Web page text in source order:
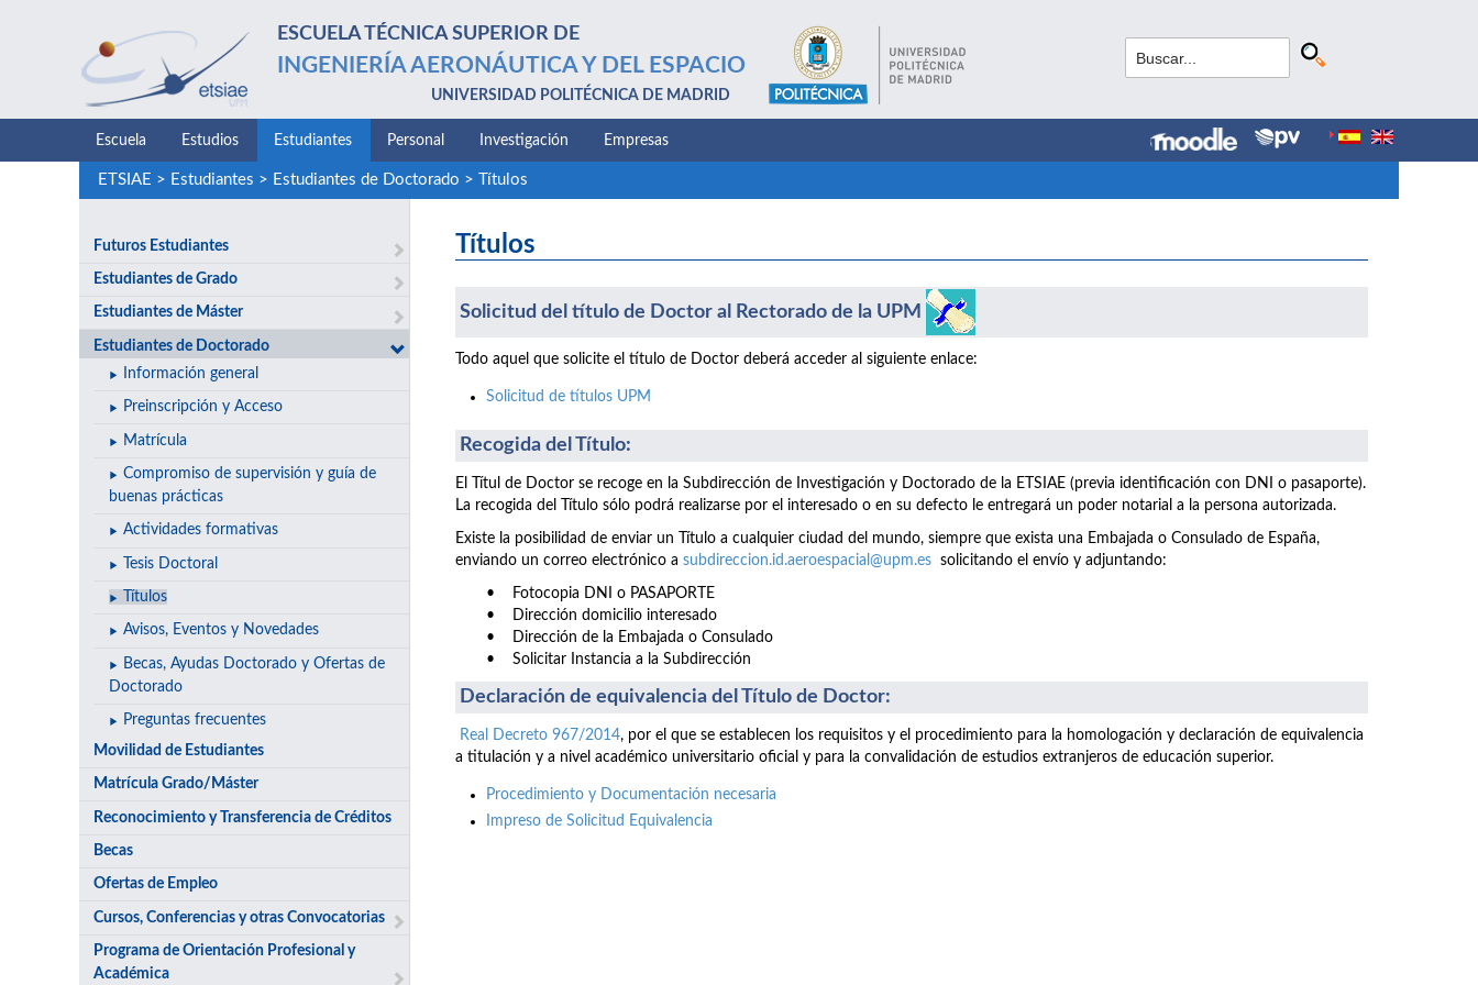
ESCUELA TÉCNICA SUPERIOR DE
INGENIERÍA AERONÁUTICA Y DEL ESPACIO
UNIVERSIDAD POLITÉCNICA DE MADRID
Escuela Estudios Estudiantes Personal Investigación Empresas
ETSIAE > Estudiantes > Estudiantes de Doctorado > Títulos
Futuros Estudiantes
Estudiantes de Grado
Estudiantes de Máster
Estudiantes de Doctorado
Información general
Preinscripción y Acceso
Matrícula
Compromiso de supervisión y guía de
buenas prácticas
Actividades formativas
Tesis Doctoral
Títulos
Avisos, Eventos y Novedades
Becas, Ayudas Doctorado y Ofertas de
Doctorado
Preguntas frecuentes
Movilidad de Estudiantes
Matrícula Grado/Máster
Reconocimiento y Transferencia de Créditos
Becas
Ofertas de Empleo
Cursos, Conferencias y otras Convocatorias
Programa de Orientación Profesional y
Académica
Títulos
Solicitud del título de Doctor al Rectorado de la UPM
Todo aquel que solicite el título de Doctor deberá acceder al siguiente enlace:
Solicitud de títulos UPM
Recogida del Título:
El Títul de Doctor se recoge en la Subdirección de Investigación y Doctorado de la ETSIAE (previa identificación con DNI o pasaporte).
La recogida del Título sólo podrá realizarse por el interesado o en su defecto le entregará un poder notarial a la persona autorizada.
Existe la posibilidad de enviar un Título a cualquier ciudad del mundo, siempre que exista una Embajada o Consulado de España,
enviando un correo electrónico a subdireccion.id.aeroespacial@upm.es solicitando el envío y adjuntando:
• Fotocopia DNI o PASAPORTE
• Dirección domicilio interesado
• Dirección de la Embajada o Consulado
• Solicitar Instancia a la Subdirección
Declaración de equivalencia del Título de Doctor:
Real Decreto 967/2014, por el que se establecen los requisitos y el procedimiento para la homologación y declaración de equivalencia
a titulación y a nivel académico universitario oficial y para la convalidación de estudios extranjeros de educación superior.
Procedimiento y Documentación necesaria
Impreso de Solicitud Equivalencia